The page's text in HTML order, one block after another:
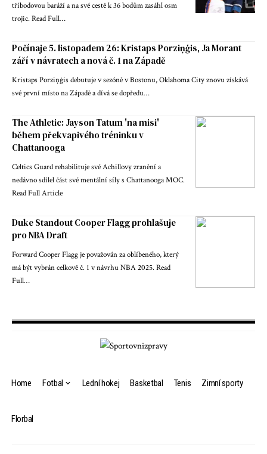
tříbodovou baráží a na své cestě k 36 bodům zasáhl osm
trojic. Read Full…
Počínaje 5. listopadem 26: Kristaps Porziņģis, Ja Morant
září v návratech a nová č. 1 na Západě
Kristaps Porziņģis debutuje v sezóně v Bostonu, Oklahoma City znovu získává
své první místo na Západě a dívá se dopředu…
The Athletic: Jayson Tatum 'na misi'
během překvapivého tréninku v
Chattanooga
Celtics Guard rehabilituje své Achillovy zranění a
nedávno sdílel část své mentální síly s Chattanooga MOC.
Read Full Article
Duke Standout Cooper Flagg prohlašuje
pro NBA Draft
Forward Cooper Flagg je považován za oblíbeného, ​​který
má být vybrán celkově č. 1 v návrhu NBA 2025. Read
Full…
Home Fotbal Lední hokej Basketbal Tenis Zimní sporty
Florbal